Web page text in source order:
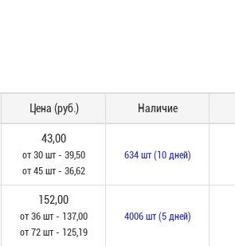
Цена (руб.) Наличие
43,00
от 30 шт - 39,50
от 45 шт - 36,62
634 шт (10 дней)
152,00
от 36 шт - 137,00
от 72 шт - 125,19
4006 шт (5 дней)